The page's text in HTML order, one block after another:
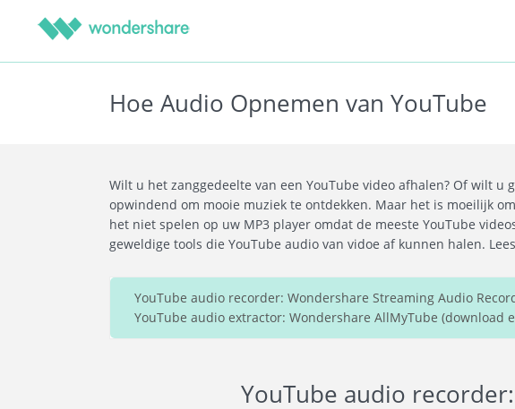
Hoe Audio Opnemen van YouTube
Wilt u het zanggedeelte van een YouTube video afhalen? Of wilt
opwindend om mooie muziek te ontdekken. Maar het is moeilijk
het niet spelen op uw MP3 player omdat de meeste YouTube
geweldige tools die YouTube audio van vidoe af kunnen halen.
YouTube audio recorder: Wondershare Streaming Audio
YouTube audio extractor: Wondershare AllMyTube (download
YouTube audio